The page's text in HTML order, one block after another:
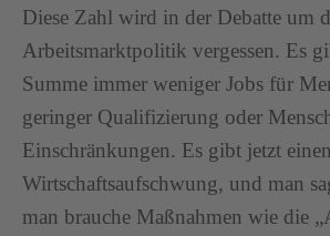
Diese Zahl wird in der Debatte um
Arbeitsmarktpolitik vergessen. Es
Summe immer weniger Jobs für
geringer Qualifizierung oder
Einschränkungen. Es gibt jetzt einen
Wirtschaftsaufschwung, und man
man brauche Maßnahmen wie die